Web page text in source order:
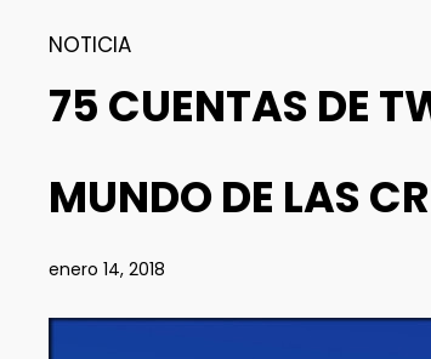
NOTICIA
75 CUENTAS DE
MUNDO DE LAS
enero 14, 2018